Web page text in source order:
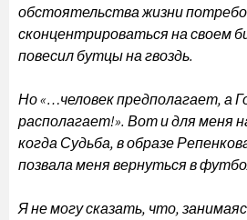
обстоятельства жизни
сконцентрироваться на своем
повесил бутцы на гвоздь.
Но «…человек предполагает, а
располагает!». Вот и для меня
когда Судьба, в образе
позвала меня вернуться в
Я не могу сказать, что,